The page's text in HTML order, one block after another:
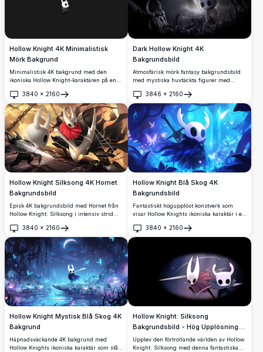
Hollow Knight 4K Minimalistisk
Mörk Bakgrund
Minimalistisk 4K bakgrund med den
ikoniska Hollow Knight-karaktären på en
konstverk perfekt för fans av det älskade
indie-spelet, erbjuder ren estetisk
attraktion för desktop- och mobilskärmar.
3840 × 2160
Öppna
Dark Hollow Knight 4K
Bakgrundsbild
Atmosfärisk mörk fantasy bakgrundsbild
med mystiska huvtäckta figurer med
underjordisk grotta. Högupplöst konstverk
som visar dramatisk belysning och gotisk
estetik perfekt för att skapa en
uppslukande, övervärdlig atmosfär på
vilken skärm som helst.
3846 × 2160
Öppna
Hollow Knight Silksong 4K Hornet
Bakgrundsbild
Episk 4K bakgrundsbild med Hornet från
Hollow Knight: Silksong i intensiv strid
konstverk som visar den smidiga
protagonisten som använder nål- och
silkesförmågor mot gyllene atmosfäriska
bakgrunder, perfekt för gaming desktop-
skärmar.
3840 × 2160
Öppna
Hollow Knight Blå Skog 4K
Bakgrundsbild
Fantastiskt högupplöst konstverk som
visar Hollow Knights ikoniska karaktär i en
animationsstil med lysande fjärilar,
eteriska ljuseffekter och förtrollande
skrivbordsbakgrunder.
3840 × 2160
Öppna
Hollow Knight Mystisk Blå Skog 4K
Bakgrund
Häpnadsväckande 4K bakgrund med
Hollow Knights ikoniska karaktär som står
Hollow Knight: Silksong
Bakgrundsbild - Hög Upplösning
4K
Upplev den förtrollande världen av Hollow
Knight: Silksong med denna fantastiska